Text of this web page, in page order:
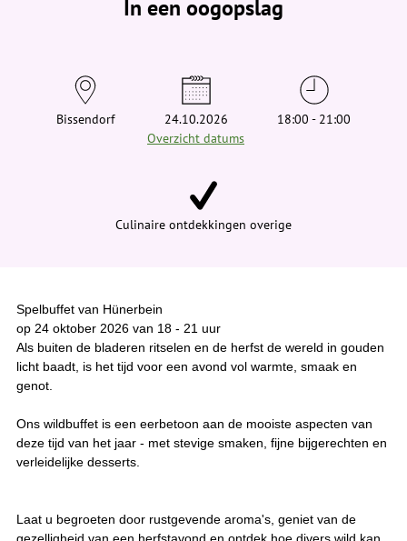
e
In een oogopslag
Bissendorf
24.10.2026
Overzicht datums
18:00 - 21:00
Culinaire ontdekkingen overige
Spelbuffet van Hünerbein
op 24 oktober 2026 van 18 - 21 uur
Als buiten de bladeren ritselen en de herfst de wereld in gouden
licht baadt, is het tijd voor een avond vol warmte, smaak en
genot.
Ons wildbuffet is een eerbetoon aan de mooiste aspecten van
deze tijd van het jaar - met stevige smaken, fijne bijgerechten en
verleidelijke desserts.
Laat u begroeten door rustgevende aroma's, geniet van de